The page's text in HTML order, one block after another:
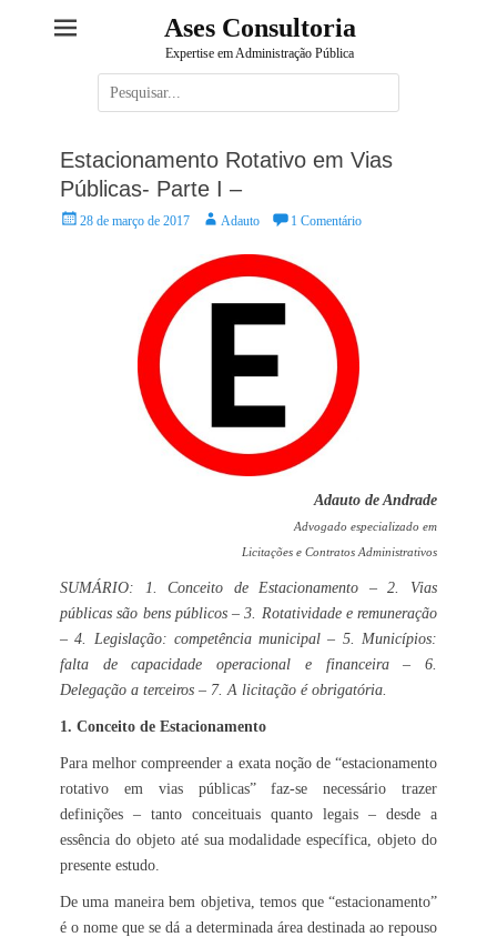
Ases Consultoria
Expertise em Administração Pública
Pesquisar
por:
Estacionamento Rotativo em Vias
Públicas- Parte I –
Posted28 de março de 2017 Autor:Adauto 1 Comentário
Adauto de Andrade
Advogado especializado em
Licitações e Contratos Administrativos
SUMÁRIO: 1. Conceito de Estacionamento – 2. Vias
públicas são bens públicos – 3. Rotatividade e remuneração
– 4. Legislação: competência municipal – 5. Municípios:
falta de capacidade operacional e financeira – 6.
Delegação a terceiros – 7. A licitação é obrigatória.
1. Conceito de Estacionamento
Para melhor compreender a exata noção de “estacionamento
rotativo em vias públicas” faz-se necessário trazer
definições – tanto conceituais quanto legais – desde a
essência do objeto até sua modalidade específica, objeto do
presente estudo.
De uma maneira bem objetiva, temos que “estacionamento”
é o nome que se dá a determinada área destinada ao repouso